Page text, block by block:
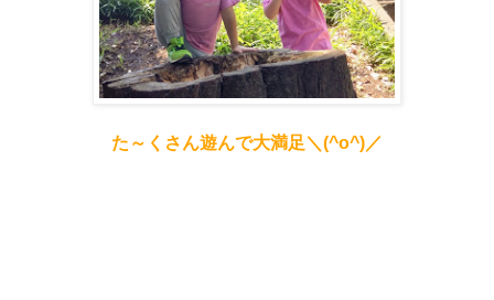
た～くさん遊んで大満足＼(^o^)／